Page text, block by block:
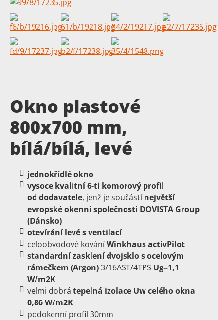
Okno plastové
800x700 mm,
bílá/bílá, levé
jednokřídlé okno
vysoce kvalitní6-ti komorový profil
od dodavatele, jenž je součástí největší
evropské okenní společnosti DOVISTA Group
(Dánsko)
otevírání levé s ventilací
celoobvodové kováníWinkhaus activPilot
standardní zasklení dvojsklo s ocelovým
rámečkem (Argon)3/16AST/4TPS Ug=1,1
W/m2K
velmi dobrá tepelná izolace Uw celého okna
0,86 W/m2K
podokenní profil 30mm